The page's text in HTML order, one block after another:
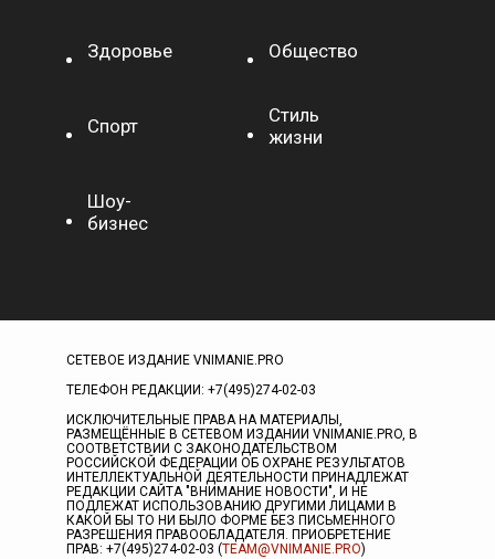
Здоровье Общество
Спорт
Стиль
жизни
Шоу-
бизнес
СЕТЕВОЕ ИЗДАНИЕ VNIMANIE.PRO
ТЕЛЕФОН РЕДАКЦИИ: +7(495)274-02-03
ИСКЛЮЧИТЕЛЬНЫЕ ПРАВА НА МАТЕРИАЛЫ,
РАЗМЕЩЁННЫЕ В СЕТЕВОМ ИЗДАНИИ VNIMANIE.PRO, В
СООТВЕТСТВИИ С ЗАКОНОДАТЕЛЬСТВОМ
РОССИЙСКОЙ ФЕДЕРАЦИИ ОБ ОХРАНЕ РЕЗУЛЬТАТОВ
ИНТЕЛЛЕКТУАЛЬНОЙ ДЕЯТЕЛЬНОСТИ ПРИНАДЛЕЖАТ
РЕДАКЦИИ САЙТА "ВНИМАНИЕ НОВОСТИ", И НЕ
ПОДЛЕЖАТ ИСПОЛЬЗОВАНИЮ ДРУГИМИ ЛИЦАМИ В
КАКОЙ БЫ ТО НИ БЫЛО ФОРМЕ БЕЗ ПИСЬМЕННОГО
РАЗРЕШЕНИЯ ПРАВООБЛАДАТЕЛЯ. ПРИОБРЕТЕНИЕ
ПРАВ: +7(495)274-02-03 (TEAM@VNIMANIE.PRO)